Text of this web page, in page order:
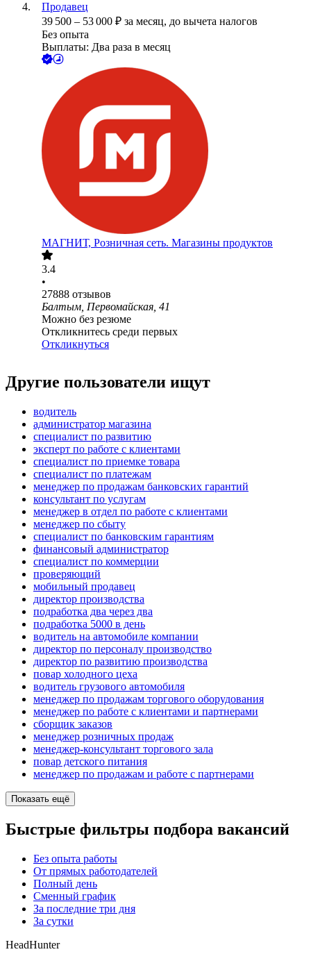
Продавец
39 500 – 53 000 ₽ за месяц, до вычета налогов
Без опыта
Выплаты: Два раза в месяц
МАГНИТ, Розничная сеть. Магазины продуктов
3.4
•
27888 отзывов
Балтым, Первомайская, 41
Можно без резюме
Откликнитесь среди первых
Откликнуться
Другие пользователи ищут
водитель
администратор магазина
специалист по развитию
эксперт по работе с клиентами
специалист по приемке товара
специалист по платежам
менеджер по продажам банковских гарантий
консультант по услугам
менеджер в отдел по работе с клиентами
менеджер по сбыту
специалист по банковским гарантиям
финансовый администратор
специалист по коммерции
проверяющий
мобильный продавец
директор производства
подработка два через два
подработка 5000 в день
водитель на автомобиле компании
директор по персоналу производство
директор по развитию производства
повар холодного цеха
водитель грузового автомобиля
менеджер по продажам торгового оборудования
менеджер по работе с клиентами и партнерами
сборщик заказов
менеджер розничных продаж
менеджер-консультант торгового зала
повар детского питания
менеджер по продажам и работе с партнерами
Показать ещё
Быстрые фильтры подбора вакансий
Без опыта работы
От прямых работодателей
Полный день
Сменный график
За последние три дня
За сутки
HeadHunter